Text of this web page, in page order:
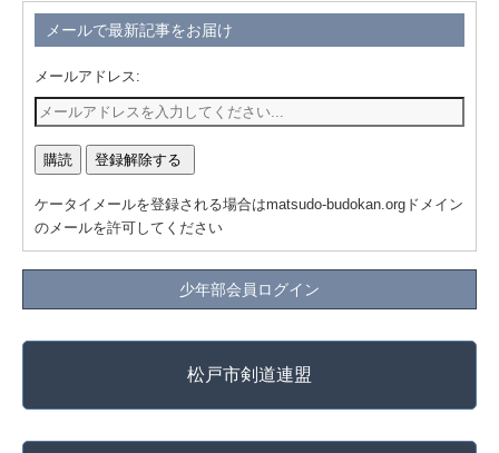
メールで最新記事をお届け
メールアドレス:
ケータイメールを登録される場合はmatsudo-budokan.orgドメイン
のメールを許可してください
少年部会員ログイン
松戸市剣道連盟